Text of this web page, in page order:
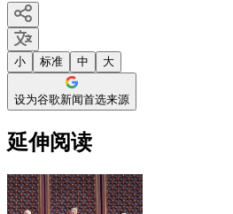
小 标准 中 大
设为谷歌新闻首选来源
延伸阅读